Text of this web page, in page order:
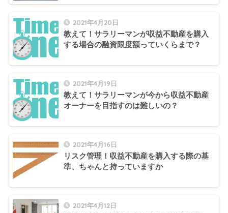
2021年4月20日
教えて！サラリーマンが収益不動産を購入
する場合の融資限度額っていくらまで？
2021年4月19日
教えて！サラリーマンが今から収益不動産
オーナーを目指すのは難しいの？
2021年4月16日
リスク管理！収益不動産を購入する際の基
準、ちゃんと持っていますか
2021年4月12日